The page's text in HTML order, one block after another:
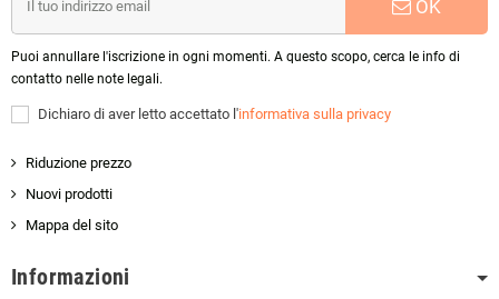
OK
Puoi annullare l'iscrizione in ogni momenti. A questo scopo, cerca le info di
contatto nelle note legali.
Dichiaro di aver letto accettato l'informativa sulla privacy
Riduzione prezzo
Nuovi prodotti
Mappa del sito
Informazioni